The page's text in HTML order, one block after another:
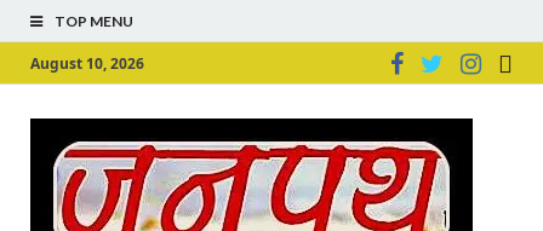
TOP MENU
August 10, 2026